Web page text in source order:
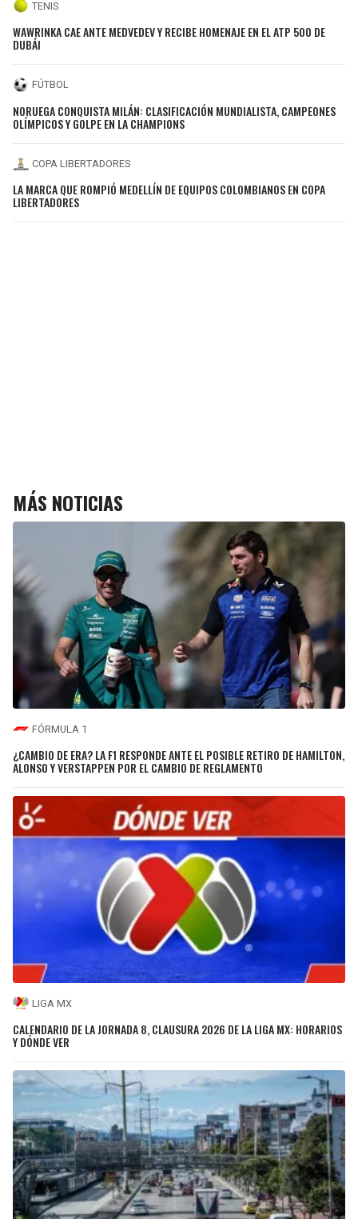
TENIS
WAWRINKA CAE ANTE MEDVEDEV Y RECIBE HOMENAJE EN EL ATP 500 DE
DUBÁI
FÚTBOL
NORUEGA CONQUISTA MILÁN: CLASIFICACIÓN MUNDIALISTA, CAMPEONES
OLÍMPICOS Y GOLPE EN LA CHAMPIONS
COPA LIBERTADORES
LA MARCA QUE ROMPIÓ MEDELLÍN DE EQUIPOS COLOMBIANOS EN COPA
LIBERTADORES
MÁS NOTICIAS
FÓRMULA 1
¿CAMBIO DE ERA? LA F1 RESPONDE ANTE EL POSIBLE RETIRO DE HAMILTON,
ALONSO Y VERSTAPPEN POR EL CAMBIO DE REGLAMENTO
LIGA MX
CALENDARIO DE LA JORNADA 8, CLAUSURA 2026 DE LA LIGA MX: HORARIOS
Y DÓNDE VER